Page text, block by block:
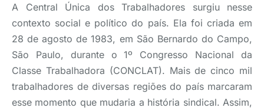
A Central Única dos Trabalhadores surgiu nesse
contexto social e político do país. Ela foi criada em
28 de agosto de 1983, em São Bernardo do Campo,
São Paulo, durante o 1º Congresso Nacional da
Classe Trabalhadora (CONCLAT). Mais de cinco mil
trabalhadores de diversas regiões do país marcaram
esse momento que mudaria a história sindical. Assim,